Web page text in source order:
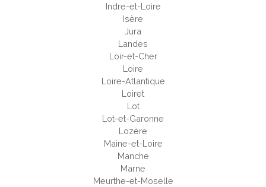
Indre-et-Loire
Isère
Jura
Landes
Loir-et-Cher
Loire
Loire-Atlantique
Loiret
Lot
Lot-et-Garonne
Lozère
Maine-et-Loire
Manche
Marne
Meurthe-et-Moselle